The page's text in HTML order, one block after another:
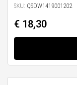
SKU: QSDW1419001202
€ 18,30